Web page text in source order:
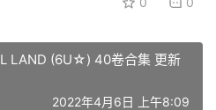
LAND (6U☆) 40卷合集 更新
2022年4月6日 上午8:09